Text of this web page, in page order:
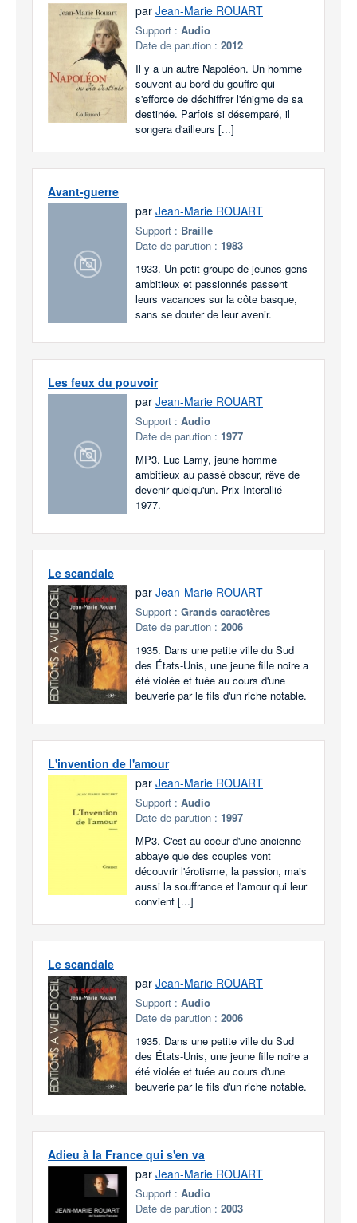
par Jean-Marie ROUART
Support : Audio
Date de parution : 2012
Il y a un autre Napoléon. Un homme
souvent au bord du gouffre qui
s'efforce de déchiffrer l'énigme de sa
destinée. Parfois si désemparé, il
songera d'ailleurs [...]
Avant-guerre
par Jean-Marie ROUART
Support : Braille
Date de parution : 1983
1933. Un petit groupe de jeunes gens
ambitieux et passionnés passent
leurs vacances sur la côte basque,
sans se douter de leur avenir.
Les feux du pouvoir
par Jean-Marie ROUART
Support : Audio
Date de parution : 1977
MP3. Luc Lamy, jeune homme
ambitieux au passé obscur, rêve de
devenir quelqu'un. Prix Interallié
1977.
Le scandale
par Jean-Marie ROUART
Support : Grands caractères
Date de parution : 2006
1935. Dans une petite ville du Sud
des États-Unis, une jeune fille noire a
été violée et tuée au cours d'une
beuverie par le fils d'un riche notable.
L'invention de l'amour
par Jean-Marie ROUART
Support : Audio
Date de parution : 1997
MP3. C'est au coeur d'une ancienne
abbaye que des couples vont
découvrir l'érotisme, la passion, mais
aussi la souffrance et l'amour qui leur
convient [...]
Le scandale
par Jean-Marie ROUART
Support : Audio
Date de parution : 2006
1935. Dans une petite ville du Sud
des États-Unis, une jeune fille noire a
été violée et tuée au cours d'une
beuverie par le fils d'un riche notable.
Adieu à la France qui s'en va
par Jean-Marie ROUART
Support : Audio
Date de parution : 2003